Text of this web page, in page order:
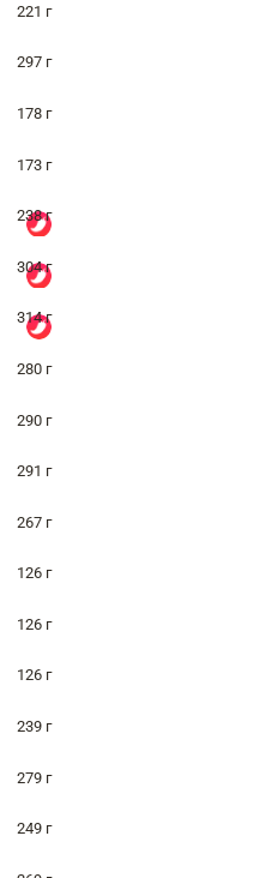
221 г
297 г
178 г
173 г
238 г
304 г
314 г
280 г
290 г
291 г
267 г
126 г
126 г
126 г
239 г
279 г
249 г